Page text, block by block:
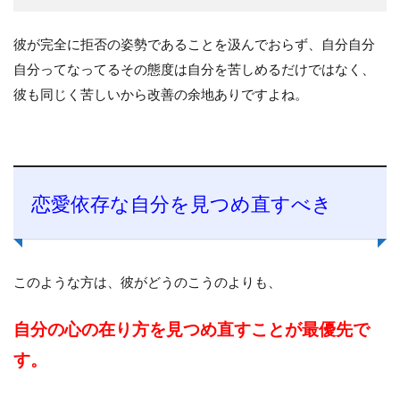
彼が完全に拒否の姿勢であることを汲んでおらず、自分自分
自分ってなってるその態度は自分を苦しめるだけではなく、
彼も同じく苦しいから改善の余地ありですよね。
恋愛依存な自分を見つめ直すべき
このような方は、彼がどうのこうのよりも、
自分の心の在り方を見つめ直すことが最優先で
す。